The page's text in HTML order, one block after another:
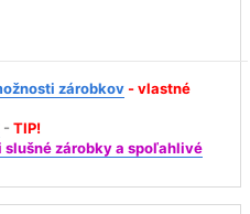
zárobkov- vlastné
- TIP!
slušné zárobky a spoľahlivé